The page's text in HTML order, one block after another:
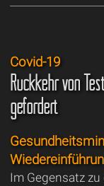
Covid-19
Rückkehr von
gefordert
Im Gegensatz